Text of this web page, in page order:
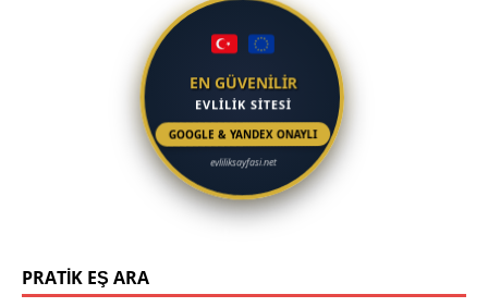
EN GÜVENİLİR
EVLİLİK SİTESİ
GOOGLE & YANDEX ONAYLI
evliliksayfasi.net
PRATİK EŞ ARA